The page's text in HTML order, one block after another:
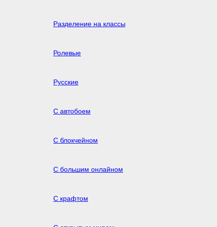
Разделение на классы
Ролевые
Русские
С автобоем
С блокчейном
С большим онлайном
С крафтом